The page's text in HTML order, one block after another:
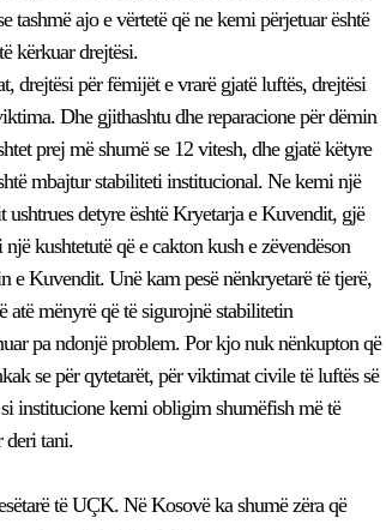
tashmë ajo e vërtetë që ne kemi përjetuar është
kërkuar drejtësi.
drejtësi për fëmijët e vrarë gjatë luftës, drejtësi
Dhe gjithashtu dhe reparacione për dëmin
prej më shumë se 12 vitesh, dhe gjatë këtyre
mbajtur stabiliteti institucional. Ne kemi një
ushtrues detyre është Kryetarja e Kuvendit, gjë
kushtetutë që e cakton kush e zëvendëson
e Kuvendit. Unë kam pesë nënkryetarë të tjerë,
atë mënyrë që të sigurojnë stabilitetin
pa ndonjë problem. Por kjo nuk nënkupton që
se për qytetarët, për viktimat civile të luftës së
institucione kemi obligim shumëfish më të
deri tani.
të UÇK. Në Kosovë ka shumë zëra që